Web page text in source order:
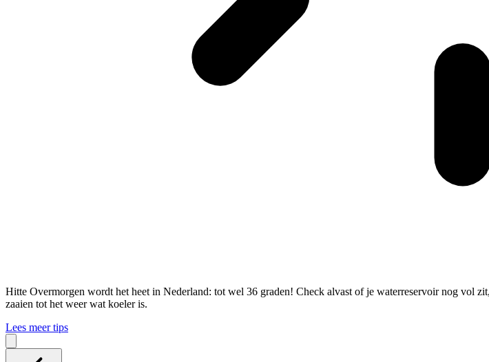
Hitte Overmorgen wordt het heet in Nederland: tot wel 36 graden! Check alvast of je waterreservoir nog vol
zaaien tot het weer wat koeler is.
Lees meer tips